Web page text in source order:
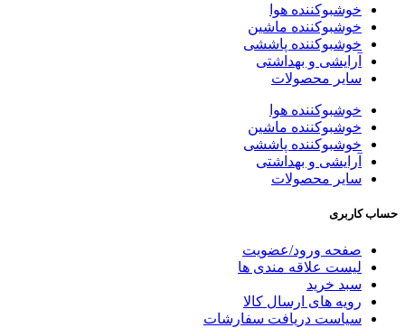
خوشبوکننده هوا
خوشبوکننده ماشین
خوشبوکننده پاششی
آرایشی و بهداشتی
سایر محصولات
خوشبوکننده هوا
خوشبوکننده ماشین
خوشبوکننده پاششی
آرایشی و بهداشتی
سایر محصولات
حساب کاربری
صفحه ورود/عضویت
لیست علاقه مندی ها
سبد خرید
رویه های ارسال کالا
سیاست دریافت سفارشات